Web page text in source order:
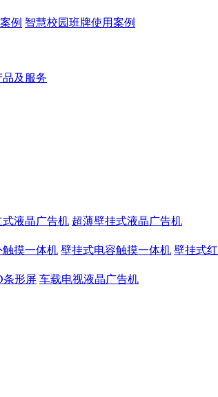
例 智慧校园班牌使用案例
品及服务
式液晶广告机 超薄壁挂式液晶广告机
触摸一体机 壁挂式电容触摸一体机 壁挂式
条形屏 车载电视液晶广告机